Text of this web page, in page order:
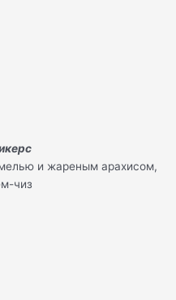
и жареным арахисом,
чиз